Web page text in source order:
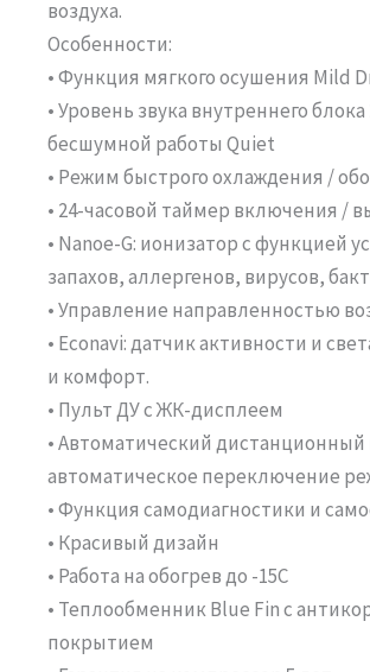
воздуха.
Особенности:
• Функция мягкого осушения Mild
• Уровень звука внутреннего
бесшумной работы Quiet
• Режим быстрого охлаждения /
• 24-часовой таймер включения /
• Nanoe-G: ионизатор с функцией
запахов, аллергенов, вирусов,
• Управление направленностью
• Econavi: датчик активности и
и комфорт.
• Пульт ДУ с ЖК-дисплеем
• Автоматический дистанционный
автоматическое переключение
• Функция самодиагностики и
• Красивый дизайн
• Работа на обогрев до -15С
• Теплообменник Blue Fin с
покрытием